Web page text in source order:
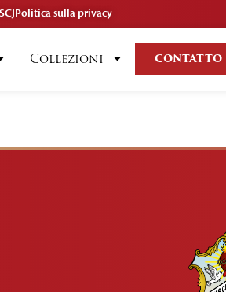
Politica sulla privacy
Collezioni CONTATTO